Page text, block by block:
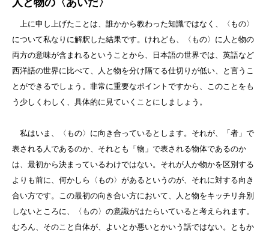
人と物の〈あいだ〉
上に申し上げたことは、誰かから教わった知識ではなく、〈もの〉
について私なりに解釈した結果です。けれども、〈もの〉に人と物の
両方の意味が含まれるということから、日本語の世界では、英語など
西洋語の世界に比べて、人と物を分け隔てる仕切りが低い、と言うこ
とができるでしょう。非常に重要なポイントですから、このことをも
う少しくわしく、具体的に見ていくことにしましょう。
私はいま、〈もの〉に向き合っているとします。それが、「者」で
表される人であるのか、それとも「物」で表される物体であるのか
は、最初から決まっているわけではない。それが人か物かを区別する
よりも前に、何かしら〈もの〉があるというのが、それに対する向き
合い方です。この最初の向き合い方において、人と物をキッチリ弁別
しないところに、〈もの〉の意識がはたらいていると考えられます。
むろん、そのこと自体が、よいとか悪いとかいう話ではない。ともか